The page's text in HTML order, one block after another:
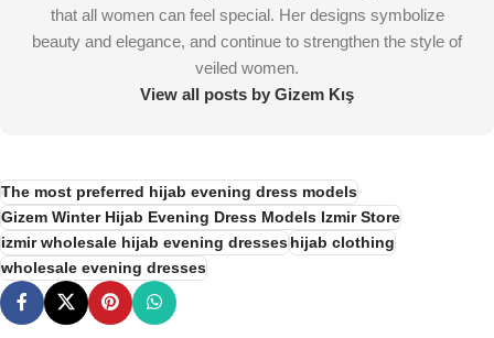
that all women can feel special. Her designs symbolize
beauty and elegance, and continue to strengthen the style of
veiled women.
View all posts by Gizem Kış
The most preferred hijab evening dress models
Gizem Winter Hijab Evening Dress Models Izmir Store
izmir wholesale hijab evening dresseshijab clothing
wholesale evening dresses